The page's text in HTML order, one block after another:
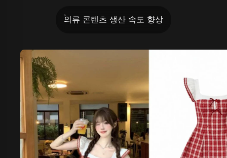
의류 콘텐츠 생산 속도 향상